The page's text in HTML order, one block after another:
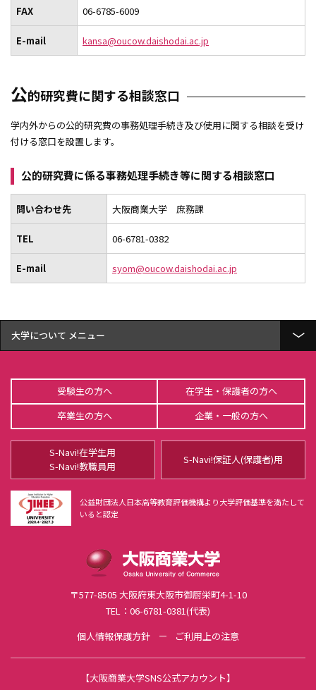
FAX 06-6785-6009
E-mail kansa@oucow.daishodai.ac.jp
公的研究費に関する相談窓口
学内外からの公的研究費の事務処理手続き及び使用に関する相談を受け
付ける窓口を設置します。
公的研究費に係る事務処理手続き等に関する相談窓口
問い合わせ先 大阪商業大学 庶務課
TEL 06-6781-0382
E-mail syom@oucow.daishodai.ac.jp
大学について
教育研究活動
教員紹介
商経学会
利益相反ポリシー・マネジメント
FD活動
〒577-8505 大阪府東大阪市御厨栄町4-1-10
TEL：06-6781-0381(代表)
個人情報保護方針
ご利用上の注意
【 大阪商業大学SNS公式アカウント】
受験生の方へ
在学生・保護者の方へ
卒業生の方へ
企業・一般の方へ
S-Navi!在学生用
S-Navi!教職員用
S-Navi!保証人(保護者)用
公益財団法人日本高等教育評価機構より大学評価基準を満たして
いると認定